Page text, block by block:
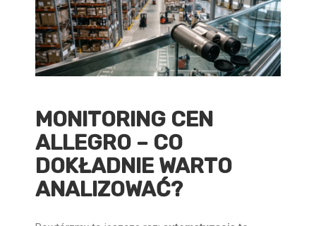
MONITORING CEN
ALLEGRO – CO
DOKŁADNIE WARTO
ANALIZOWAĆ?